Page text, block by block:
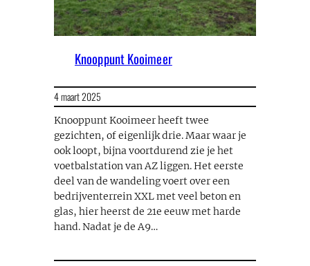
Knooppunt Kooimeer
4 maart 2025
Knooppunt Kooimeer heeft twee
gezichten, of eigenlijk drie. Maar waar je
ook loopt, bijna voortdurend zie je het
voetbalstation van AZ liggen. Het eerste
deel van de wandeling voert over een
bedrijventerrein XXL met veel beton en
glas, hier heerst de 21e eeuw met harde
hand. Nadat je de A9…